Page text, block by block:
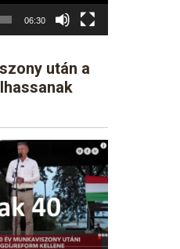
06:30
után a